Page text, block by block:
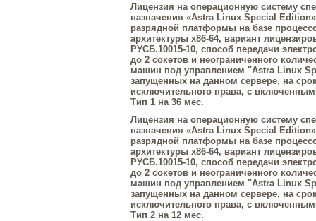
Лицензия на операционную систему
назначения «Astra Linux Special
разрядной платформы на базе
архитектуры х86-64, вариант
РУСБ.10015-10, способ передачи
до 2 сокетов и неограниченного
машин под управлением "Astra Linux
запущенных на данном сервере, на
исключительного права, с
Тип 1 на 36 мес.
Лицензия на операционную систему
назначения «Astra Linux Special
разрядной платформы на базе
архитектуры х86-64, вариант
РУСБ.10015-10, способ передачи
до 2 сокетов и неограниченного
машин под управлением "Astra Linux
запущенных на данном сервере, на
исключительного права, с
Тип 2 на 12 мес.